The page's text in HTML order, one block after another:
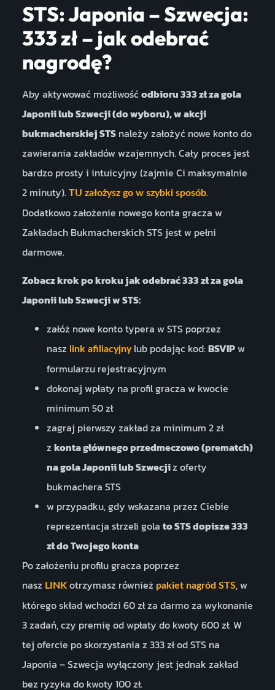
STS: Japonia – Szwecja:
333 zł – jak odebrać
nagrodę?
Aby aktywować możliwośćodbioru 333 zł za gola
Japonii lub Szwecji (do wyboru), w akcji
bukmacherskiej STSnależy założyć nowe konto do
zawierania zakładów wzajemnych. Cały proces jest
bardzo prosty i intuicyjny (zajmie Ci maksymalnie
2 minuty). TU założysz go w szybki sposób.
Dodatkowo założenie nowego konta gracza w
Zakładach Bukmacherskich STS jest w pełni
darmowe.
Zobacz krok po kroku jak odebrać 333 zł za gola
Japonii lub Szwecji w STS:
załóż nowe konto typera w STS poprzez
nasz link afiliacyjnylub podając kod:BSVIPw
formularzu rejestracyjnym
dokonaj wpłaty na profil gracza w kwocie
minimum 50 zł
zagraj pierwszy zakład za minimum 2 zł
z konta głównego przedmeczowo (prematch)
na gola Japonii lub Szwecjiz oferty
bukmachera STS
w przypadku, gdy wskazana przez Ciebie
reprezentacja strzeli gola to STS dopisze 333
zł do Twojego konta
Po założeniu profilu gracza poprzez
nasz LINKotrzymasz również pakiet nagród STS, w
którego skład wchodzi 60 zł za darmo za wykonanie
3 zadań, czy premię od wpłaty do kwoty 600 zł. W
tej ofercie po skorzystania z 333 zł od STS na
Japonia – Szwecja wyłączony jest jednak zakład
bez ryzyka do kwoty 100 zł.